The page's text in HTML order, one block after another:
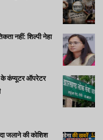
नहीं: शिल्पी नेहा
के कंप्यूटर ऑपरेटर
जलाने की कोशिश